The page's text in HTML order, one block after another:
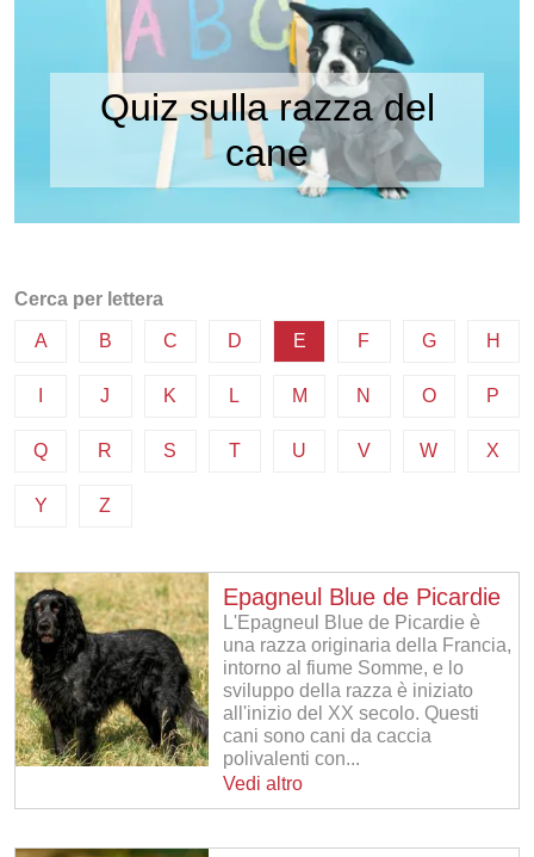
Quiz sulla razza del
cane
Cerca per lettera
A B C D E F G H
J K L M N O P
Q R S T U V W X
Y Z
Epagneul Blue de Picardie
L'Epagneul Blue de Picardie è
una razza originaria della Francia,
intorno al fiume Somme, e lo
sviluppo della razza è iniziato
all'inizio del XX secolo. Questi
cani sono cani da caccia
polivalenti con...
Vedi altro